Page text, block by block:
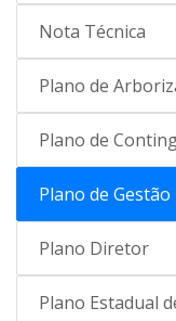
Nota Técnica
Plano de
Plano de
Plano de
Plano Diretor
Plano Estadual